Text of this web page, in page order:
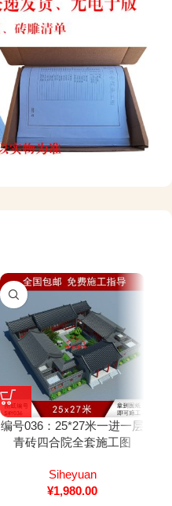
编号036：25*27米一进一层
青砖四合院全套施工图
Siheyuan
¥1,980.00